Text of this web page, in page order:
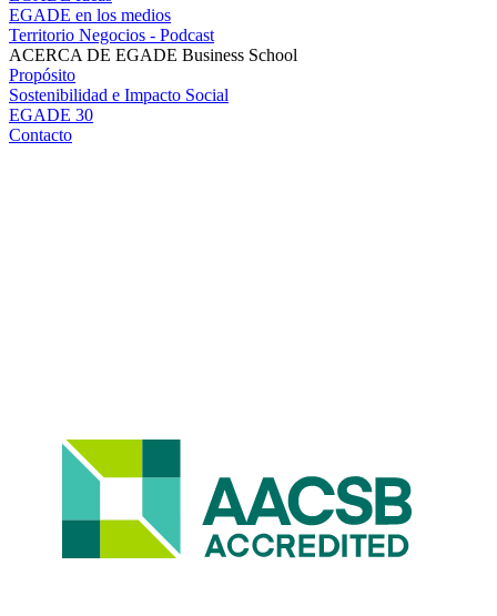
EGADE en los medios
Territorio Negocios - Podcast
ACERCA DE EGADE Business School
Propósito
Sostenibilidad e Impacto Social
EGADE 30
Contacto